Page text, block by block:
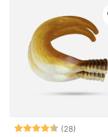
Arvio: (28)
4.4